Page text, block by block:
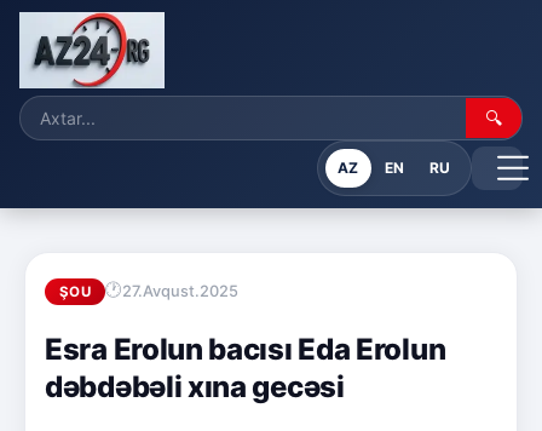
🔍
AZ EN RU
ŞOU 27.Avqust.2025
Esra Erolun bacısı Eda Erolun
dəbdəbəli xına gecəsi